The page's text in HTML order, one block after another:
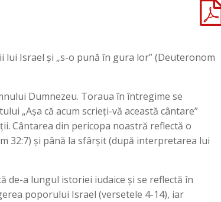
Israel și „s-o pună în gura lor” (Deuteronom
Dumnezeu. Toraua în întregime se
„Așa că acum scrieți-vă această cântare”
Cântarea din pericopa noastră reflectă o
32:7) și până la sfârșit (după interpretarea lui
de-a lungul istoriei iudaice și se reflectă în
poporului Israel (versetele 4-14), iar